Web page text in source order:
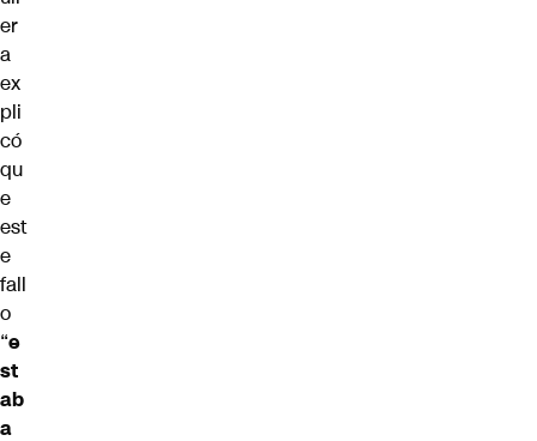
er
a
ex
pli
có
qu
e
est
e
fall
o
“e
st
ab
a